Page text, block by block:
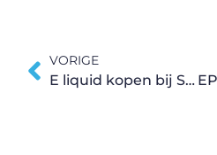
VORIGE
E liquid kopen bij Slimroken.nl?